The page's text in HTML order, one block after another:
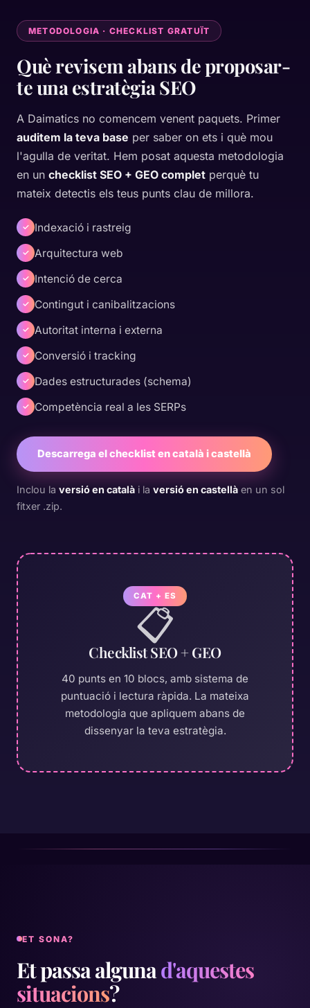
METODOLOGIA · CHECKLIST GRATUÏT
Què revisem abans de proposar-
te una estratègia SEO
A Daimatics no comencem venent paquets. Primer
auditem la teva base per saber on ets i què mou
l'agulla de veritat. Hem posat aquesta metodologia
en un checklist SEO + GEO complet perquè tu
mateix detectis els teus punts clau de millora.
✓ Indexació i rastreig
✓ Arquitectura web
✓ Intenció de cerca
✓ Contingut i canibalitzacions
✓ Autoritat interna i externa
✓ Conversió i tracking
✓ Dades estructurades (schema)
✓ Competència real a les SERPs
Descarrega el checklist en català i castellà
Inclou la versió en català i la versió en castellà en un sol
fitxer .zip.
CAT + ES
📋
Checklist SEO + GEO
40 punts en 10 blocs, amb sistema de
puntuació i lectura ràpida. La mateixa
metodologia que apliquem abans de
dissenyar la teva estratègia.
ET SONA?
Et passa algunad'aquestes
situacions?